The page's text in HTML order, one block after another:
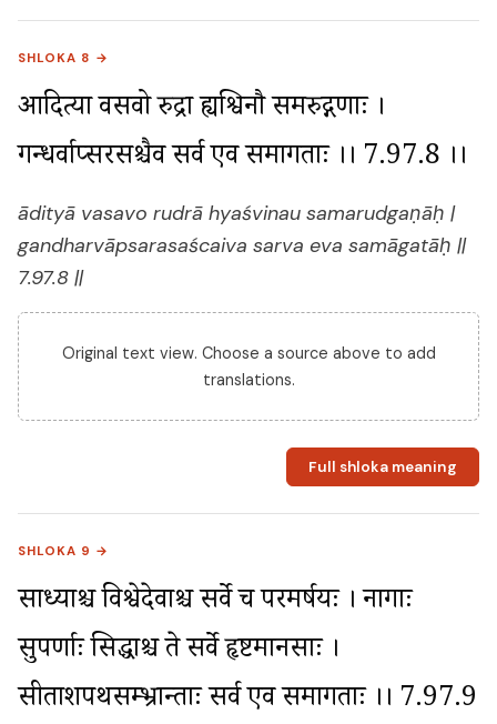
SHLOKA 8 →
आदित्या वसवो रुद्रा ह्यश्विनौ समरुद्गणाः ।
गन्धर्वाप्सरसश्चैव सर्व एव समागताः ।। 7.97.8 ।।
ādityā vasavo rudrā hyaśvinau samarudgaṇāḥ |
gandharvāpsarasaścaiva sarva eva samāgatāḥ ||
7.97.8 ||
Original text view. Choose a source above to add
translations.
Full shloka meaning
SHLOKA 9 →
साध्याश्च विश्वेदेवाश्च सर्वे च परमर्षयः । नागाः
सुपर्णाः सिद्धाश्च ते सर्वे हृष्टमानसाः ।
सीताशपथसम्भ्रान्ताः सर्व एव समागताः ।। 7.97.9